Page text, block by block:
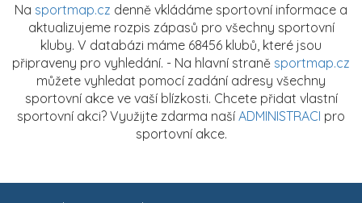
Na sportmap.cz denně vkládáme sportovní informace a
aktualizujeme rozpis zápasů pro všechny sportovní
kluby. V databázi máme 68456 klubů, které jsou
připraveny pro vyhledání. - Na hlavní straně sportmap.cz
můžete vyhledat pomocí zadání adresy všechny
sportovní akce ve vaší blízkosti. Chcete přidat vlastní
sportovní akci? Využijte zdarma naší ADMINISTRACI pro
sportovní akce.